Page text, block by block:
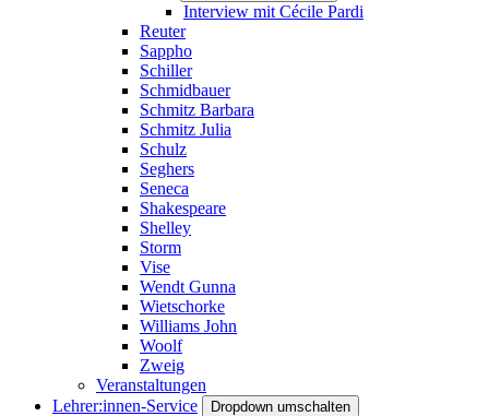
Interview mit Cécile Pardi
Reuter
Sappho
Schiller
Schmidbauer
Schmitz Barbara
Schmitz Julia
Schulz
Seghers
Seneca
Shakespeare
Shelley
Storm
Vise
Wendt Gunna
Wietschorke
Williams John
Woolf
Zweig
Veranstaltungen
Lehrer:innen-Service
Dropdown umschalten